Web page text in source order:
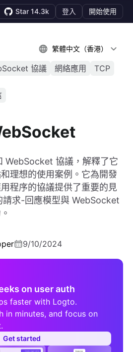
Star 14.3k 登入 開始使用
繁體中文（香港）
協議 網絡應用 TCP
WebSocket 協議，解釋了它
理想的使用案例。它為開發
程序的協議提供了重要的見
請求-回應模型與 WebSocket
9/10/2024
on user auth
faster with Logto.
in minutes, and focus on
Get started